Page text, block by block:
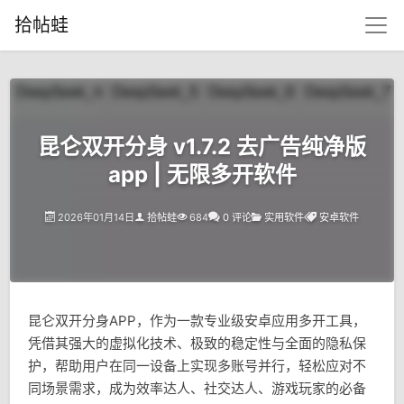
拾帖蛙
昆仑双开分身 v1.7.2 去广告纯净版
app | 无限多开软件
2026年01月14日 拾帖蛙 684 0 评论 实用软件 安卓软件
昆仑双开分身APP，作为一款专业级安卓应用多开工具，
凭借其强大的虚拟化技术、极致的稳定性与全面的隐私保
护，帮助用户在同一设备上实现多账号并行，轻松应对不
同场景需求，成为效率达人、社交达人、游戏玩家的必备